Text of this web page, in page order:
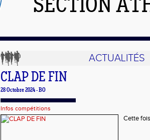
SECTION
ACTUALITÉS
CLAP DE FIN
28 Octobre 2024 - BO
Infos compétitions
Cette